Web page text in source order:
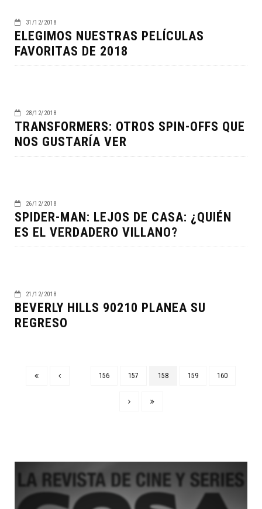
31/12/2018
ELEGIMOS NUESTRAS PELÍCULAS
FAVORITAS DE 2018
28/12/2018
TRANSFORMERS: OTROS SPIN-OFFS QUE
NOS GUSTARÍA VER
26/12/2018
SPIDER-MAN: LEJOS DE CASA: ¿QUIÉN
ES EL VERDADERO VILLANO?
21/12/2018
BEVERLY HILLS 90210 PLANEA SU
REGRESO
156 157 158 159 160